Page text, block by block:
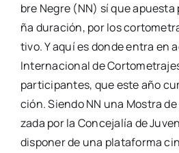
bre Negre (NN) sí que
ña dura­ción, por los
ti­vo. Y aquí es don­de entra en
Inter­na­cio­nal de
par­ti­ci­pan­tes, que este año
ción. Sien­do NN una Mos­tra
za­da por la Con­ce­ja­lía de
dis­po­ner de una pla­ta­for­ma